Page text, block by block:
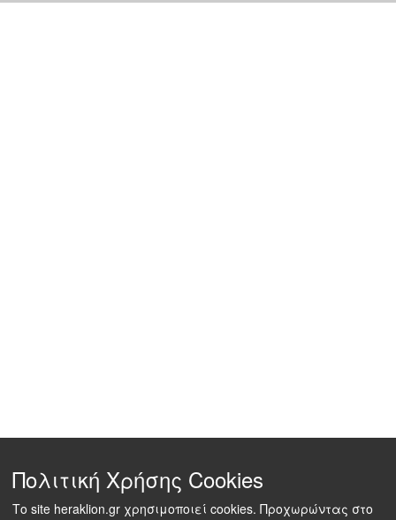
Πολιτική Χρήσης Cookies
Το site heraklion.gr χρησιμοποιεί cookies. Προχωρώντας στο